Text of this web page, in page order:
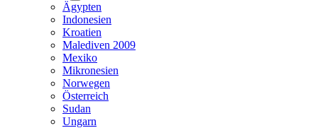
Ägypten
Indonesien
Kroatien
Malediven 2009
Mexiko
Mikronesien
Norwegen
Österreich
Sudan
Ungarn